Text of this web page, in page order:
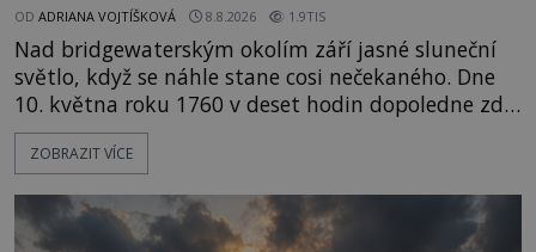
OD ADRIANA VOJTÍŠKOVÁ 8.8.2026 1.9TIS
Nad bridgewaterským okolím září jasné sluneční
světlo, když se náhle stane cosi nečekaného. Dne
10. května roku 1760 v deset hodin dopoledne zde
dojde k vůbec prvnímu historicky doloženému
přeletu UFO. Podle záznamů vyzařuje takové
jen o nějaký optický klam, nebo se zde skutečně
právě vznáší mimozemská loď
ZOBRAZIT VÍCE